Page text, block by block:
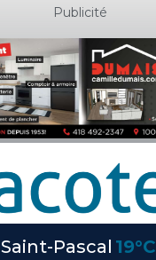
Publicité
Saint-Pascal 19°C